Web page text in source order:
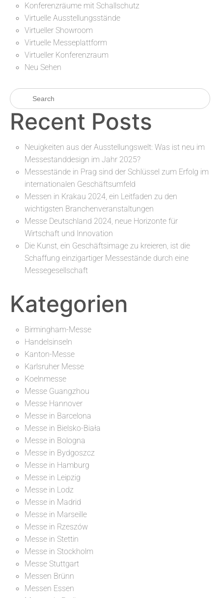
Konferenzräume mit Schallschutz
Virtuelle Ausstellungsstände
Virtueller Showroom
Virtuelle Messeplattform
Virtueller Konferenzraum
Neu Sehen
Recent Posts
Neuigkeiten aus der Ausstellungswelt: Was ist neu im
Messestanddesign im Jahr 2025?
Messestände in Prag sind der Schlüssel zum Erfolg im
internationalen Geschäftsumfeld
Messen in Krakau 2024, ein Leitfaden zu den
wichtigsten Branchenveranstaltungen
Messe Deutschland 2024, neue Horizonte für
Wirtschaft und Innovation
Die Kunst, ein Geschäftsimage zu kreieren, ist die
Schaffung einzigartiger Messestände durch eine
Messegesellschaft
Kategorien
Birmingham-Messe
Handelsinseln
Kanton-Messe
Karlsruher Messe
Koelnmesse
Messe Guangzhou
Messe Hannover
Messe in Barcelona
Messe in Bielsko-Biała
Messe in Bologna
Messe in Bydgoszcz
Messe in Hamburg
Messe in Leipzig
Messe in Lodz
Messe in Madrid
Messe in Marseille
Messe in Rzeszów
Messe in Stettin
Messe in Stockholm
Messe Stuttgart
Messen Brünn
Messen Essen